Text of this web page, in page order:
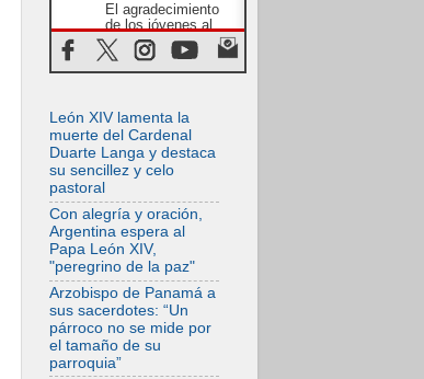
El agradecimiento
de los jóvenes al
Papa: «Hoy nos
sentimos Iglesia»
los coloquios en
Roma en medio de
tensiones y ataques
en el sur del país
06.08.2026
Hiroshima y
Nagasaki, 81 años
después.
Comienzan "Diez
Días Oración por la
Paz"
06.08.2026
Pizzaballa en Asís:
los cristianos
quieren paz
León XIV lamenta la
muerte del Cardenal
Duarte Langa y destaca
su sencillez y celo
pastoral
Con alegría y oración,
Argentina espera al
Papa León XIV,
"peregrino de la paz"
Arzobispo de Panamá a
sus sacerdotes: “Un
párroco no se mide por
el tamaño de su
parroquia”